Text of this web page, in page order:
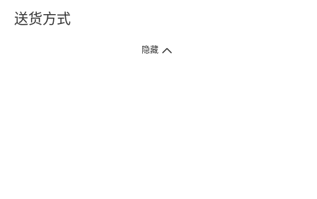
送货方式
1. 送货到府（受卫生署条例规管产品除外 ）
隐藏